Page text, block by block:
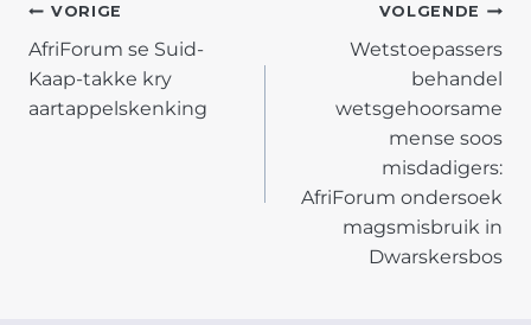
POST
NAVIGATION
VORIGE
AfriForum se Suid-
Kaap-takke kry
aartappelskenking
VOLGENDE
Wetstoepassers
behandel
wetsgehoorsame
mense soos
misdadigers:
AfriForum ondersoek
magsmisbruik in
Dwarskersbos